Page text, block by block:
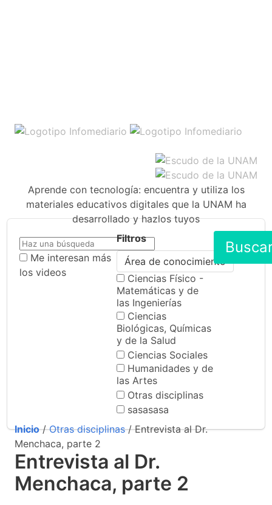
Aprende con tecnología: encuentra y utiliza los
materiales educativos digitales que la UNAM ha
desarrollado y hazlos tuyos
Me interesan más
los videos
Filtros
Área de conocimiento
Ciencias Físico -
Matemáticas y de
las Ingenierías
Ciencias
Biológicas, Químicas
y de la Salud
Ciencias Sociales
Humanidades y de
las Artes
Otras disciplinas
sasasasa
Inicio/Otras disciplinas/ Entrevista al Dr.
Menchaca, parte 2
Entrevista al Dr.
Menchaca, parte 2